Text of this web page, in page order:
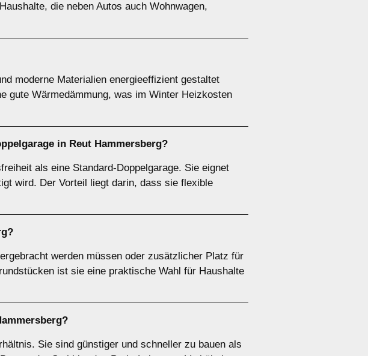
die neben Autos auch Wohnwagen,
moderne Materialien energieeffizient gestaltet
gute Wärmedämmung, was im Winter Heizkosten
in Reut Hammersberg?
als eine Standard-Doppelgarage. Sie eignet
wird. Der Vorteil liegt darin, dass sie flexible
werden müssen oder zusätzlicher Platz für
ist sie eine praktische Wahl für Haushalte
Sie sind günstiger und schneller zu bauen als